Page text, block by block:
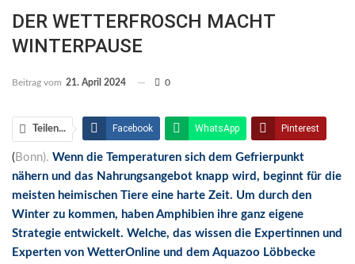
DER WETTERFROSCH MACHT
WINTERPAUSE
Beitrag vom 21. April 2024 0
Teilen... Facebook WhatsApp Pinterest
Email Linkedin Telegram
Facebook Messenger
( Bonn). Wenn die Temperaturen sich dem Gefrierpunkt
nähern und das Nahrungsangebot knapp wird, beginnt für die
meisten heimischen Tiere eine harte Zeit. Um durch den
Winter zu kommen, haben Amphibien ihre ganz eigene
Strategie entwickelt. Welche, das wissen die Expertinnen und
Experten von WetterOnline und dem Aquazoo Löbbecke